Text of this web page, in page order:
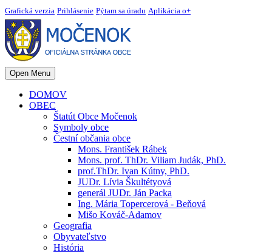
Grafická verzia Prihlásenie Pýtam sa úradu Aplikácia o+
Open Menu
DOMOV
OBEC
Štatút Obce Močenok
Symboly obce
Čestní občania obce
Mons. František Rábek
Mons. prof. ThDr. Viliam Judák, PhD.
prof.ThDr. Ivan Kútny, PhD.
JUDr. Lívia Škultétyová
generál JUDr. Ján Packa
Ing. Mária Topercerová - Beňová
Mišo Kováč-Adamov
Geografia
Obyvateľstvo
História